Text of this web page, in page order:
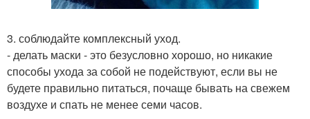
3. соблюдайте комплексный уход.
- делать маски - это безусловно хорошо, но никакие
способы ухода за собой не подействуют, если вы не
будете правильно питаться, почаще бывать на свежем
воздухе и спать не менее семи часов.